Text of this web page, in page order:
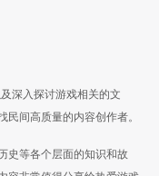
深入探讨游戏相关的文
间高质量的内容创作者。
史等各个层面的知识和故